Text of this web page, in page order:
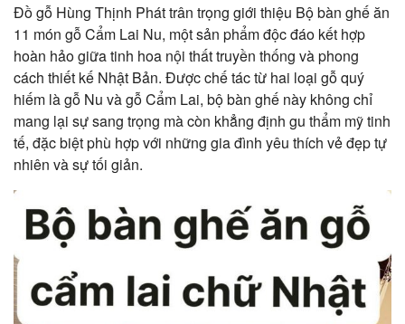
Đồ gỗ Hùng Thịnh Phát trân trọng giới thiệu Bộ bàn ghế ăn
11 món gỗ Cẩm Lai Nu, một sản phẩm độc đáo kết hợp
hoàn hảo giữa tinh hoa nội thất truyền thống và phong
cách thiết kế Nhật Bản. Được chế tác từ hai loại gỗ quý
hiếm là gỗ Nu và gỗ Cẩm Lai, bộ bàn ghế này không chỉ
mang lại sự sang trọng mà còn khẳng định gu thẩm mỹ tinh
tế, đặc biệt phù hợp với những gia đình yêu thích vẻ đẹp tự
nhiên và sự tối giản.